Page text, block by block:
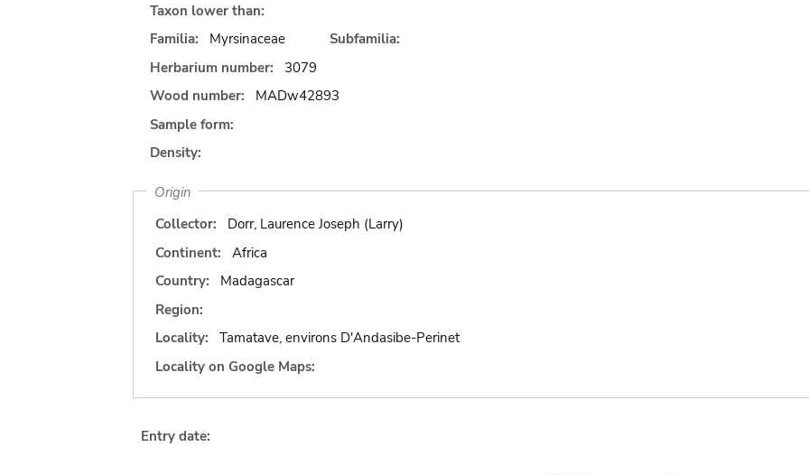
Taxon lower than:
Familia:
Myrsinaceae
Subfamilia:
Herbarium number:
3079
Wood number:
MADw42893
Sample form:
Density:
Origin
Collector:
Dorr, Laurence Joseph (Larry)
Continent:
Africa
Country:
Madagascar
Region:
Locality:
Tamatave, environs D'Andasibe-Perinet
Locality on Google Maps:
Entry date: